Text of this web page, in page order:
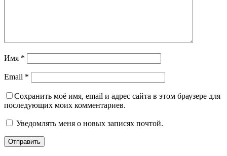
Имя *
Email *
Сохранить моё имя, email и адрес сайта в этом браузере для
последующих моих комментариев.
Уведомлять меня о новых записях почтой.